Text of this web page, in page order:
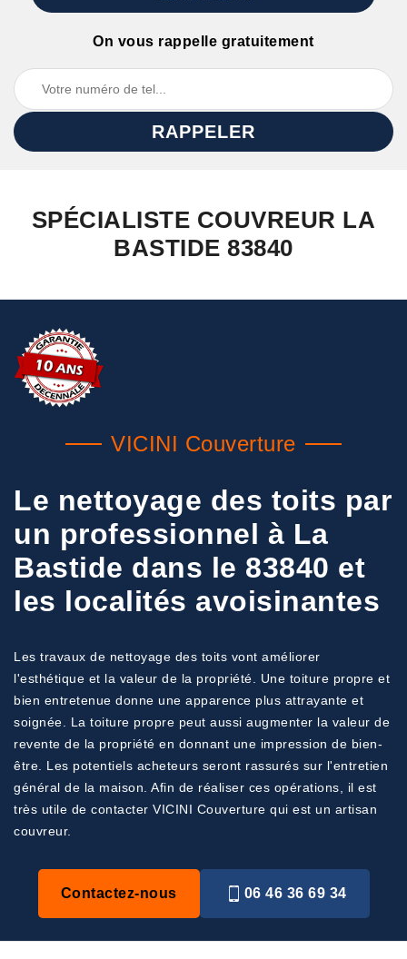
On vous rappelle gratuitement
SPÉCIALISTE COUVREUR LA
BASTIDE 83840
VICINI Couverture
Le nettoyage des toits par
un professionnel à La
Bastide dans le 83840 et
les localités avoisinantes
Les travaux de nettoyage des toits vont améliorer
l'esthétique et la valeur de la propriété. Une toiture propre et
bien entretenue donne une apparence plus attrayante et
soignée. La toiture propre peut aussi augmenter la valeur de
revente de la propriété en donnant une impression de bien-
être. Les potentiels acheteurs seront rassurés sur l'entretien
général de la maison. Afin de réaliser ces opérations, il est
très utile de contacter VICINI Couverture qui est un artisan
couvreur.
Contactez-nous 06 46 36 69 34